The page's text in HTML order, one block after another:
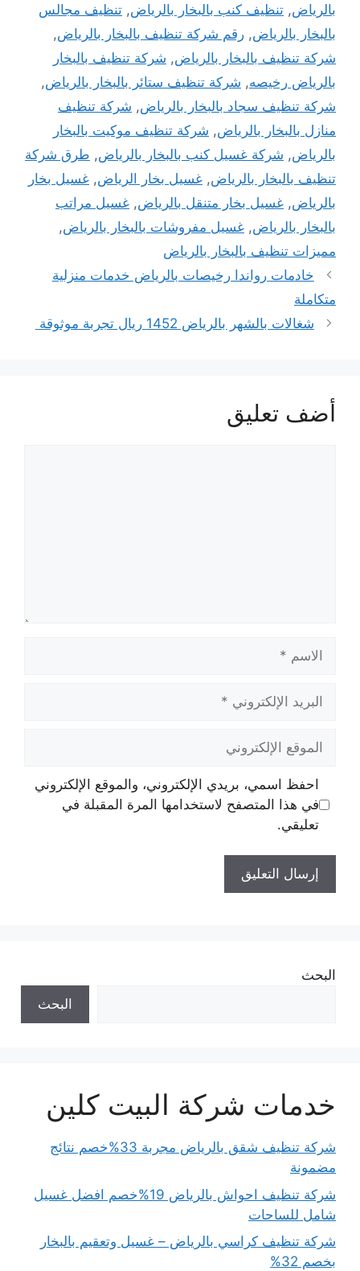
بالرياض, تنظيف كنب بالبخار بالرياض, تنظيف مجالس
بالبخار بالرياض, رقم شركة تنظيف بالبخار بالرياض,
شركة تنظيف بالبخار بالرياض, شركة تنظيف بالبخار
بالرياض رخيصه, شركة تنظيف ستائر بالبخار بالرياض,
شركة تنظيف سجاد بالبخار بالرياض, شركة تنظيف
منازل بالبخار بالرياض, شركة تنظيف موكيت بالبخار
بالرياض, شركة غسيل كنب بالبخار بالرياض, طرق شركة
تنظيف بالبخار بالرياض, غسيل بخار الرياض, غسيل بخار
بالرياض, غسيل بخار متنقل بالرياض, غسيل مراتب
بالبخار بالرياض, غسيل مفروشات بالبخار بالرياض,
مميزات تنظيف بالبخار بالرياض
خادمات رواندا رخيصات بالرياض خدمات منزلية
متكاملة
شغالات بالشهر بالرياض 1452 ريال تجربة موثوقة
أضف تعليق
الإلكتروني
الإلكتروني
احفظ اسمي، بريدي الإلكتروني، والموقع الإلكتروني
في هذا المتصفح لاستخدامها المرة المقبلة في
تعليقي.
البحث
البحث
خدمات شركة البيت كلين
شركة تنظيف شقق بالرياض مجربة 33%خصم نتائج
مضمونة
شركة تنظيف احواش بالرياض 19%خصم افضل غسيل
شامل للساحات
شركة تنظيف كراسي بالرياض – غسيل وتعقيم بالبخار
بخصم 32%